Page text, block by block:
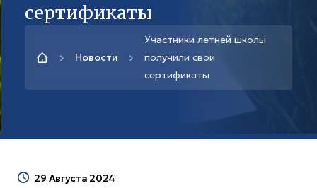
сертификаты
Новости
Участники летней школы
получили свои
сертификаты
29 Августа 2024